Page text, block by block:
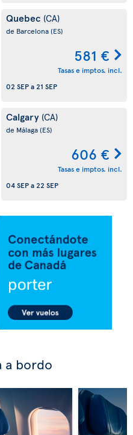
Quebec (CA)
de Barcelona(ES)
581 €
Tasas e imptos. incl.
02 SEPa21 SEP
Calgary (CA)
de Málaga(ES)
606 €
Tasas e imptos. incl.
04 SEPa22 SEP
a bordo